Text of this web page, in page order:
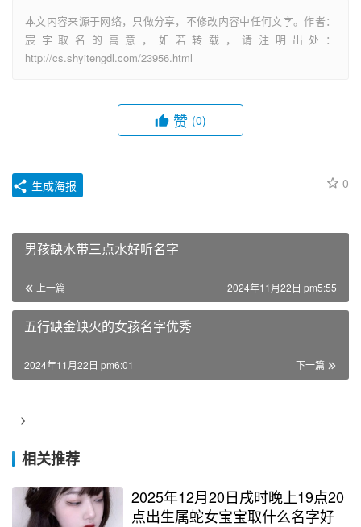
本文内容来源于网络，只做分享，不修改内容中任何文字。作者：
宸字取名的寓意，如若转载，请注明出处：
http://cs.shyitengdl.com/23956.html
赞 (0)
0
生成海报
男孩缺水带三点水好听名字
上一篇 2024年11月22日 pm5:55
五行缺金缺火的女孩名字优秀
下一篇
2024年11月22日 pm6:01
-->
相关推荐
2025年12月20日戌时晚上19点20
点出生属蛇女宝宝取什么名字好